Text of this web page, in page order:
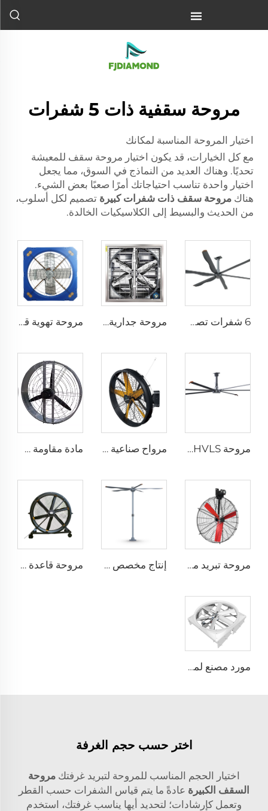
مروحة سقفية ذات 5 شفرات
اختيار المروحة المناسبة لمكانك
مع كل الخيارات، قد يكون اختيار مروحة سقف للمعيشة
تحديًا. وهناك العديد من النماذج في السوق، مما يجعل
اختيار واحدة تناسب احتياجاتك أمرًا صعبًا بعض الشيء.
هناك مروحة سقف ذات شفرات كبيرة تصميم لكل أسلوب،
من الحديث والبسيط إلى الكلاسيكيات الخالدة.
6 شفرات تصميم جديد مروحة سقف تجارية بمحرك AC مروحة جدارية صناعية مقاس 1530 مم للحظائر المغلفة بالزنك والمصنوعة من الفولاذ المقاوم للصدأ مروحة تهوية قطرها 1.2 متر لمزرعة الأبقار مروحة استنزاف خضراء لمزرعة الأبقار مروحة استنزاف الحليب
مروحة HVLS بطول 24 قدمًا (7.3 متر) كبيرة الحجم، مروحة سقف صناعية كهربائية لمزارع الأبقار والمستودعات مرواح صناعية مثبتة على الحائط بسرعة عالية جودة عالية مع محرك 220 فولت لمصانع المستشفيات والمطاعم والمزارع والفنادق مادة مقاومة طويلة الأمد بسعر مصنع عالي الجودة 950 مم مروحة تهوية جدارية دائرية لمزرعة الأبقار
مروحة تبريد مباشرة من المصنع، شفرات من النيلون، مناسبة لاستخدامها في مستودعات الألبان ومزارع الأبقار، مروحة صناعية للتهوية إنتاج مخصص بمروحة عملاقة ذات حجم كبير وسرعة منخفضة قطرها 16 قدم (5 أمتار) ومزودة بمحرك PMSM مروحة قاعدة بقطر 80 بوصة، قابلة للحركة، هادئة، ارتفاع 2000 ملم، مناسبة للاستخدام في المنازل والمرافق الصناعية والمطاعم، تعمل بجهدين 220 فولت/380 فولت، مصنوعة من الألمنيوم
مورد مصنع لمراوح تدوير حجم 72 إنش نظام تهوية توفير طاقة لمزرعة الماشية
اختر حسب حجم الغرفة
اختيار الحجم المناسب للمروحة لتبريد غرفتك مروحة
السقف الكبيرة عادةً ما يتم قياس الشفرات حسب القطر
وتعمل كإرشادات؛ لتحديد أيها يناسب غرفتك، استخدم